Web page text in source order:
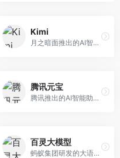
Kimi
月之暗面推出的AI智能助手，核心优势在于超长文本处理能力，支持20万字以上文档分析。面向学术研究者、职场人士和内容创作者，提供文档解读、PPT生成、联网搜索等综合服务。
腾讯元宝
腾讯推出的AI智能助手，整合微信生态和腾讯云服务。面向普通用户和企业客户，支持文档解析、图像理解、联网搜索等功能，与腾讯产品无缝衔接，办公协作便捷。
百灵大模型
蚂蚁集团研发的大语言模型平台，专注于金融科技和企业服务。面向金融机构和企业客户，提供智能客服、风险分析、文档处理等服务，金融场景理解深入。